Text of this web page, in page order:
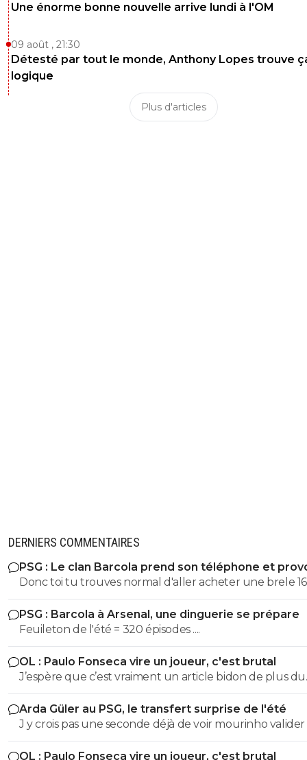
Une énorme bonne nouvelle arrive lundi à l'OM
09 août , 21:30
Détesté par tout le monde, Anthony Lopes trouve
logique
Plus d'articles
DERNIERS COMMENTAIRES
PSG : Le clan Barcola prend son téléphone et
un séisme
Donc toi tu trouves normal d'aller acheter une brele 160
millions et ne pas mettre le même montant pour un
à 2LDC.Tu es vraiment limité
PSG : Barcola à Arsenal, une dinguerie se prépare
Feuileton de l'été = 320 épisodes ....
OL : Paulo Fonseca vire un joueur, c'est brutal
J’espère que c’est vraiment un article bidon de plus du
pseudo journaliste Conte! Nartey pendant la prépa à chaque
fois qu’il est entrée en jeu ça a été le meilleur! A l’heure
actuelle même je le met à la place de Tolisso
sent qu’il est plus en jambes! Si Fonseca fait ça , je n’aurais
Arda Güler au PSG, le transfert surprise de l'été
J y crois pas une seconde déjà de voir mourinho valider
OL : Paulo Fonseca vire un joueur, c'est brutal